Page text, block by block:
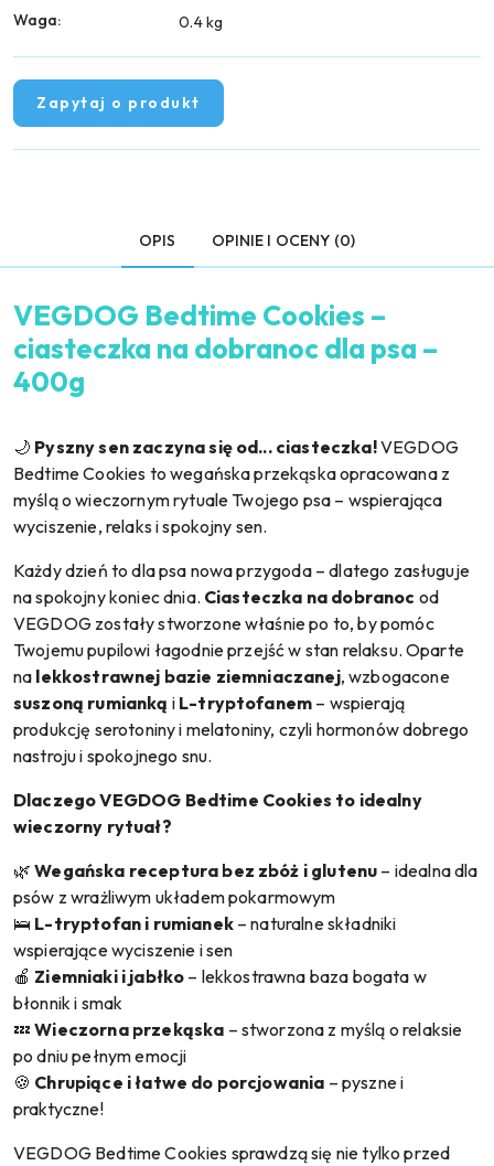
Waga: 0.4 kg
Zapytaj o produkt
OPIS OPINIE I OCENY (0)
VEGDOG Bedtime Cookies –
ciasteczka na dobranoc dla psa –
400g
🌙 Pyszny sen zaczyna się od... ciasteczka!VEGDOG
Bedtime Cookies to wegańska przekąska opracowana z
myślą o wieczornym rytuale Twojego psa – wspierająca
wyciszenie, relaks i spokojny sen.
Każdy dzień to dla psa nowa przygoda – dlatego zasługuje
na spokojny koniec dnia. Ciasteczka na dobranoc od
VEGDOG zostały stworzone właśnie po to, by pomóc
Twojemu pupilowi łagodnie przejść w stan relaksu. Oparte
na lekkostrawnej bazie ziemniaczanej, wzbogacone
suszoną rumianką i L-tryptofanem – wspierają
produkcję serotoniny i melatoniny, czyli hormonów dobrego
nastroju i spokojnego snu.
Dlaczego VEGDOG Bedtime Cookies to idealny
wieczorny rytuał?
🌿Wegańska receptura bez zbóż i glutenu – idealna dla
psów z wrażliwym układem pokarmowym
🛌 L-tryptofan i rumianek– naturalne składniki
wspierające wyciszenie i sen
🍎 Ziemniaki i jabłko – lekkostrawna baza bogata w
błonnik i smak
💤Wieczorna przekąska – stworzona z myślą o relaksie
po dniu pełnym emocji
🍪 Chrupiące i łatwe do porcjowania – pyszne i
praktyczne!
VEGDOG Bedtime Cookies sprawdzą się nie tylko przed